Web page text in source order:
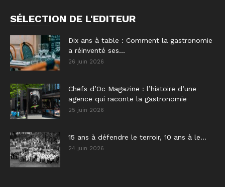
SÉLECTION DE L'EDITEUR
Dix ans à table : Comment la gastronomie
a réinventé ses...
26 juin 2026
Chefs d’Oc Magazine : l’histoire d’une
agence qui raconte la gastronomie
25 juin 2026
15 ans à défendre le terroir, 10 ans à le...
24 juin 2026